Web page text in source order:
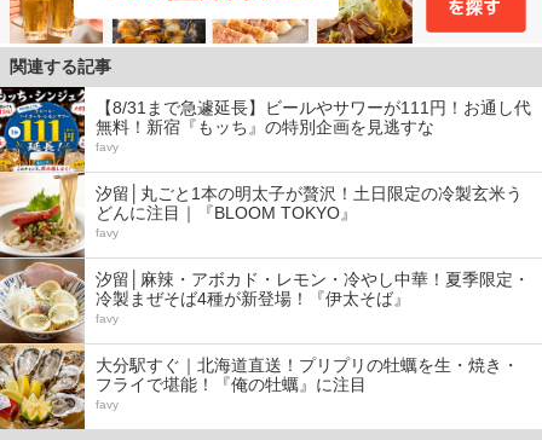
関連する記事
【8/31まで急遽延長】ビールやサワーが111円！お通し代
無料！新宿『もッち』の特別企画を見逃すな
favy
汐留│丸ごと1本の明太子が贅沢！土日限定の冷製玄米う
どんに注目｜『BLOOM TOKYO』
favy
汐留│麻辣・アボカド・レモン・冷やし中華！夏季限定・
冷製まぜそば4種が新登場！『伊太そば』
favy
大分駅すぐ｜北海道直送！プリプリの牡蠣を生・焼き・
フライで堪能！『俺の牡蠣』に注目
favy